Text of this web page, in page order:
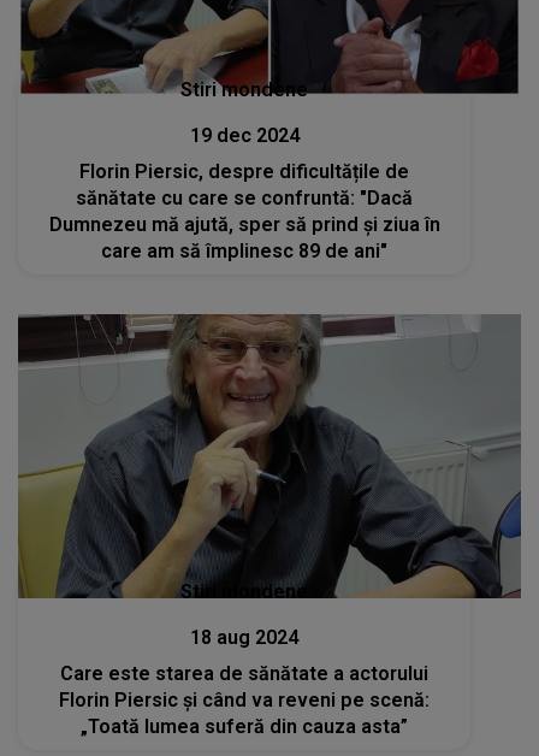
Stiri mondene
19 dec 2024
Florin Piersic, despre dificultățile de
sănătate cu care se confruntă: "Dacă
Dumnezeu mă ajută, sper să prind și ziua în
care am să împlinesc 89 de ani"
Stiri mondene
18 aug 2024
Care este starea de sănătate a actorului
Florin Piersic și când va reveni pe scenă:
„Toată lumea suferă din cauza asta”